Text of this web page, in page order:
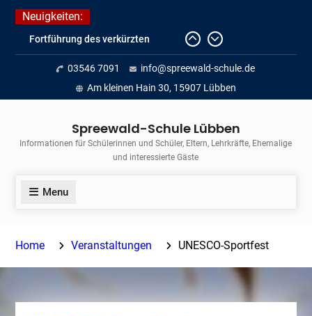
Skip
content
Neuigkeiten:
Fortführung des verkürzten
Unterrichts aufgrund der hohen
Temperaturen (22.06. bis
voraussichtlich zum 26.06.2026)
Journalismus hautnah
Insellauf 2026
03546 7091
info@spreewald-schule.de
Am kleinen Hain 30, 15907 Lübben
Spreewald-Schule Lübben
Informationen für Schülerinnen und Schüler, Eltern, Lehrkräfte, Ehemalige
und interessierte Gäste
Menu
Home Veranstaltungen UNESCO-Sportfest